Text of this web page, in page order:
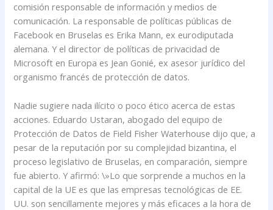
comisión responsable de información y medios de
comunicación. La responsable de políticas públicas de
Facebook en Bruselas es Erika Mann, ex eurodiputada
alemana. Y el director de políticas de privacidad de
Microsoft en Europa es Jean Gonié, ex asesor jurídico del
organismo francés de protección de datos.
Nadie sugiere nada ilícito o poco ético acerca de estas
acciones. Eduardo Ustaran, abogado del equipo de
Protección de Datos de Field Fisher Waterhouse dijo que, a
pesar de la reputación por su complejidad bizantina, el
proceso legislativo de Bruselas, en comparación, siempre
fue abierto. Y afirmó: \»Lo que sorprende a muchos en la
capital de la UE es que las empresas tecnológicas de EE.
UU. son sencillamente mejores y más eficaces a la hora de